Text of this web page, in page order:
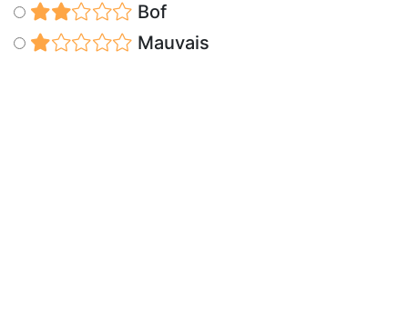
Bof
Mauvais